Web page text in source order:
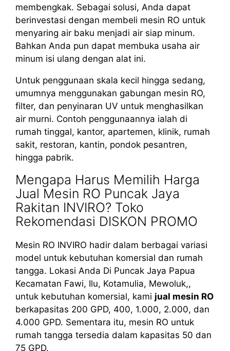
membengkak. Sebagai solusi, Anda dapat
berinvestasi dengan membeli mesin RO untuk
menyaring air baku menjadi air siap minum.
Bahkan Anda pun dapat membuka usaha air
minum isi ulang dengan alat ini.
Untuk penggunaan skala kecil hingga sedang,
umumnya menggunakan gabungan mesin RO,
filter, dan penyinaran UV untuk menghasilkan
air murni. Contoh penggunaannya ialah di
rumah tinggal, kantor, apartemen, klinik, rumah
sakit, restoran, kantin, pondok pesantren,
hingga pabrik.
Mengapa Harus Memilih Harga
Jual Mesin RO Puncak Jaya
Rakitan INVIRO? Toko
Rekomendasi DISKON PROMO
Mesin RO INVIRO hadir dalam berbagai variasi
model untuk kebutuhan komersial dan rumah
tangga. Lokasi Anda Di Puncak Jaya Papua
Kecamatan Fawi, Ilu, Kotamulia, Mewoluk,,
untuk kebutuhan komersial, kami jual mesin RO
berkapasitas 200 GPD, 400, 1.000, 2.000, dan
4.000 GPD. Sementara itu, mesin RO untuk
rumah tangga tersedia dalam kapasitas 50 dan
75 GPD.